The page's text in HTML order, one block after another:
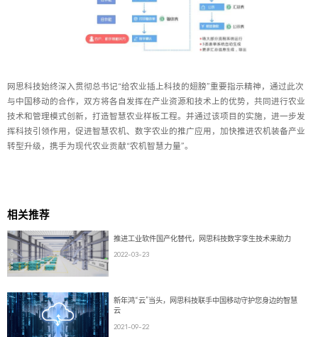
网思科技始终深入贯彻总书记“给农业插上科技的翅膀”重要指示精神，通过此次
与中国移动的合作，双方将各自发挥在产业资源和技术上的优势，共同进行农业
技术和管理模式创新，打造智慧农业样板工程。并通过该项目的实施，进一步发
挥科技引领作用，促进智慧农机、数字农业的推广应用，加快推进农机装备产业
转型升级，携手为现代农业贡献“农机智慧力量”。
相关推荐
推进工业软件国产化替代，网思科技数字孪生技术来助力
2022-03-23
新年鸿“云”当头，网思科技联手中国移动守护您身边的智慧
云
2021-09-22